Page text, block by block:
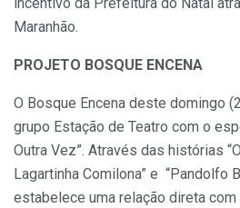
Maranhão.
PROJETO BOSQUE ENCENA
O Bosque Encena deste domingo
grupo Estação de Teatro com o
Outra Vez”. Através das histórias
Lagartinha Comilona” e “Pandolfo
estabelece uma relação direta